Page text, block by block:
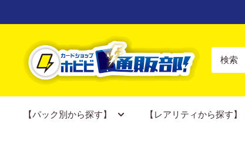
ン
【ポ
ケ
カ
門【パック別から探す】 【レアリティから探す】